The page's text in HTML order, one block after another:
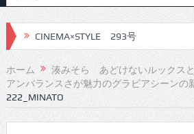
CINEMA×STYLE 293号
CINEMA×STYLE 292号
CINEMA×STYLE 291号
CINEMA×STYLE 290号
ホーム
湊みそら あどけないルックス
アンバランスさが魅力のグラビアシーンの
222_MINATO